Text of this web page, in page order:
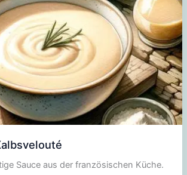
Sauce aus der französischen Küche.